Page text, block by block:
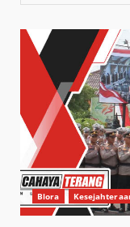
Blora